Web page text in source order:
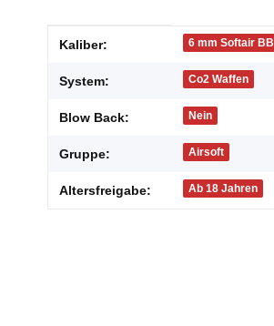
Produkteigenschaft
Wert
Kaliber: 6 mm Softair BB
System: Co2 Waffen
Blow Back: Nein
Gruppe: Airsoft
Altersfreigabe: Ab 18 Jahren